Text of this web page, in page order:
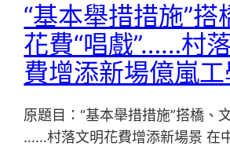
“基本舉措措施”搭
花費“唱戲”……村
費增添新場億嵐
原題目：“基本舉措措施”搭橋、
……村落文明花費增添新場景 在